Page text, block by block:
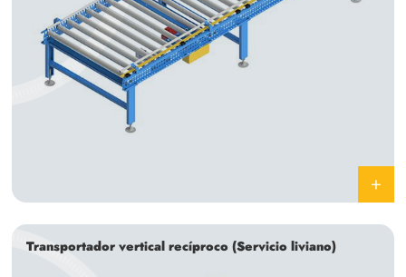
Transportador vertical recíproco (Servicio liviano)